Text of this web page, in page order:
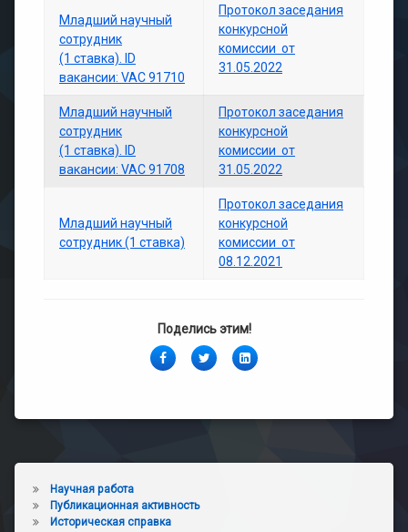
Младший научный
сотрудник
(1 ставка). ID
вакансии: VAC 91710
Протокол заседания
конкурсной
комиссии от
31.05.2022
Младший научный
сотрудник
(1 ставка). ID
вакансии: VAC 91708
Протокол заседания
конкурсной
комиссии от
31.05.2022
Младший научный
сотрудник (1 ставка)
Протокол заседания
конкурсной
комиссии от
08.12.2021
Поделись этим!
FacebookTwitterLinkedIn
Научная работа
Публикационная активность
Историческая справка